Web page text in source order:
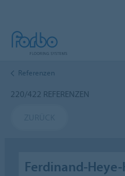
Referenzen
220/422 REFERENZEN
Ferdinand-